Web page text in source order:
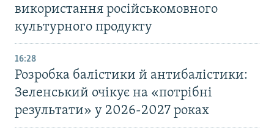
використання російськомовного
культурного продукту
16:28
Розробка балістики й антибалістики:
Зеленський очікує на «потрібні
результати» у 2026-2027 роках